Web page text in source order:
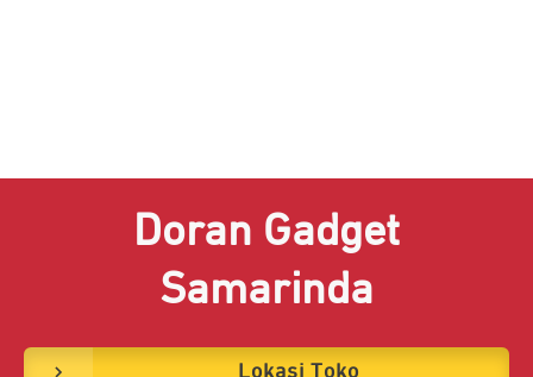
Doran Gadget
Samarinda
Lokasi Toko